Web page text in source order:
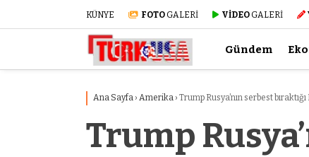
KÜNYE FOTO GALERİ VİDEO GALERİ
Gündem
Ana Sayfa › Amerika › Trump Rusya’nın serbest
Trump